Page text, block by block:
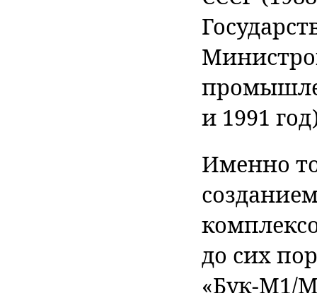
и 1991
Именно
до сих
«Бук-М1/